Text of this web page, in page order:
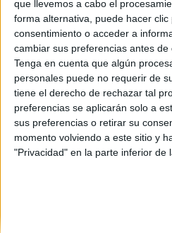
que llevemos a cabo el
forma alternativa, puede hacer clic
consentimiento o acceder a
cambiar sus preferencias antes de
Tenga en cuenta que algún
personales puede no requerir de
tiene el derecho de rechazar tal
preferencias se aplicarán solo a
sus preferencias o retirar su
momento volviendo a este sitio y
"Privacidad" en la parte inferior de